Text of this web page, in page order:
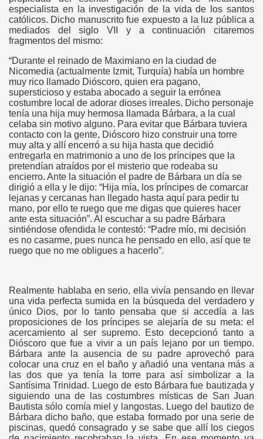
especialista en la investigación de la vida de los santos
católicos. Dicho manuscrito fue expuesto a la luz pública a
mediados del siglo VII y a continuación citaremos
fragmentos del mismo:
“Durante el reinado de Maximiano en la ciudad de
Nicomedia (actualmente Izmit, Turquía) había un hombre
muy rico llamado Dióscoro, quien era pagano,
supersticioso y estaba abocado a seguir la errónea
costumbre local de adorar dioses irreales. Dicho personaje
tenía una hija muy hermosa llamada Bárbara, a la cual
celaba sin motivo alguno. Para evitar que Bárbara tuviera
contacto con la gente, Dióscoro hizo construir una torre
muy alta y allí encerró a su hija hasta que decidió
entregarla en matrimonio a uno de los príncipes que la
pretendían atraídos por el misterio que rodeaba su
encierro. Ante la situación el padre de Bárbara un día se
dirigió a ella y le dijo: “Hija mía, los príncipes de comarcar
lejanas y cercanas han llegado hasta aquí para pedir tu
mano, por ello te ruego que me digas que quieres hacer
ante esta situación”. Al escuchar a su padre Bárbara
sintiéndose ofendida le contestó: “Padre mío, mi decisión
es no casarme, pues nunca he pensado en ello, así que te
ruego que no me obligues a hacerlo”.
Realmente hablaba en serio, ella vivía pensando en llevar
una vida perfecta sumida en la búsqueda del verdadero y
único Dios, por lo tanto pensaba que si accedía a las
proposiciones de los príncipes se alejaría de su meta: el
acercamiento al ser supremo. Esto decepcionó tanto a
Dióscoro que fue a vivir a un país lejano por un tiempo.
Bárbara ante la ausencia de su padre aprovechó para
colocar una cruz en el baño y añadió una ventana más a
las dos que ya tenía la torre para así simbolizar a la
Santísima Trinidad. Luego de esto Bárbara fue bautizada y
siguiendo una de las costumbres místicas de San Juan
Bautista sólo comía miel y langostas. Luego del bautizo de
Bárbara dicho baño, que estaba formado por una serie de
piscinas, quedó consagrado y se sabe que allí los ciegos